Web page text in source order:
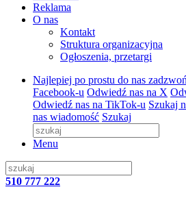
Reklama
O nas
Kontakt
Struktura organizacyjna
Ogłoszenia, przetargi
Najlepiej po prostu do nas zadzwoń
Facebook-u Odwiedź nas na X
Odwiedź nas na TikTok-u Szukaj
nas wiadomość Szukaj
Menu
510 777 222